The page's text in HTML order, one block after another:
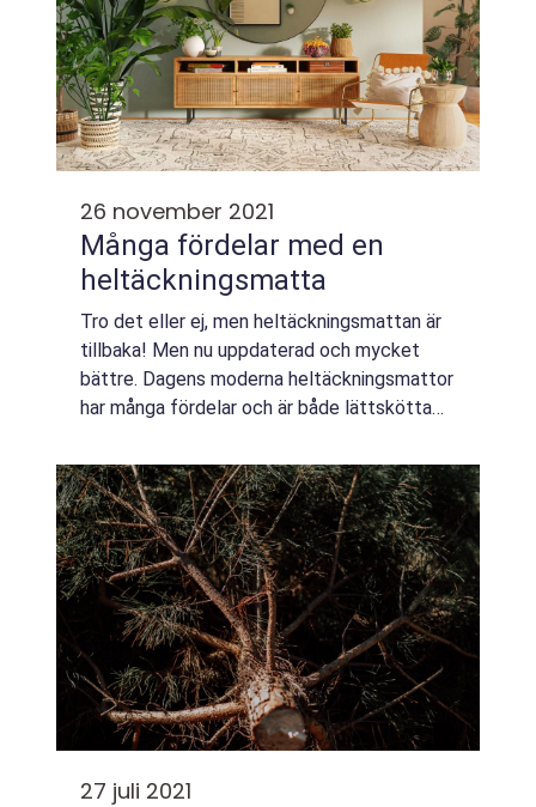
26 november 2021
Många fördelar med en
heltäckningsmatta
Tro det eller ej, men heltäckningsmattan är
tillbaka! Men nu uppdaterad och mycket
bättre. Dagens moderna heltäckningsmattor
har många fördelar och är både lättskötta
i flera olika material som ull, sisal ...
27 juli 2021